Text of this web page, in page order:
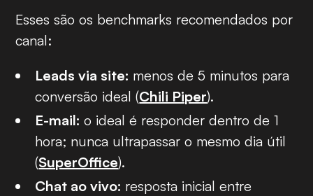
Esses são os benchmarks recomendados por
canal:
Leads via site: menos de 5 minutos para
conversão ideal (Chili Piper).
E-mail:o ideal é responder dentro de 1
hora; nunca ultrapassar o mesmo dia útil
(SuperOffice).
Chat ao vivo: resposta inicial entre